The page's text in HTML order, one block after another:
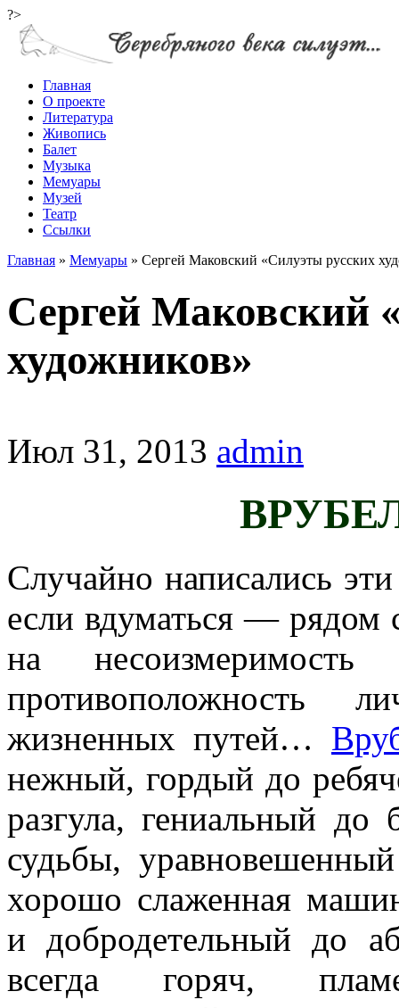
?>
Главная
О проекте
Литература
Живопись
Балет
Музыка
Мемуары
Музей
Театр
Ссылки
Главная » Мемуары » Сергей Маковский «Силуэты русских
Сергей Маковский
художников»
Июл 31, 2013 admin
Случайно написались
если вдуматься — рядом
на
противоположность
жизненных путей…
нежный, гордый до
разгула, гениальный
судьбы,
хорошо слаженная
и добродетельный до
всегда горяч,